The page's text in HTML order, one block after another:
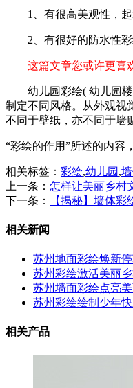
1、有很高美观性，
2、有很好的防水性
这篇文章您或许更喜
幼儿园彩绘( 幼儿园
制定不同风格。从外观视
不同于壁纸，亦不同于墙
“彩绘的作用”所述的内容
相关标签： 彩绘,幼儿园 ,
上一条： 怎样让美丽乡村
下一条：
【揭秘】墙体彩
相关新闻
苏州地面彩绘焕新
苏州彩绘激活美丽
苏州墙面彩绘点亮
苏州彩绘绘制少年
相关产品